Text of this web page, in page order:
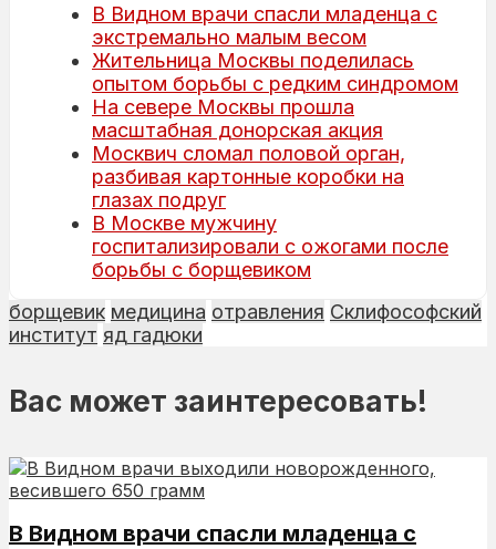
В Видном врачи спасли младенца с
экстремально малым весом
Жительница Москвы поделилась
опытом борьбы с редким синдромом
На севере Москвы прошла
масштабная донорская акция
Москвич сломал половой орган,
разбивая картонные коробки на
глазах подруг
В Москве мужчину
госпитализировали с ожогами после
борьбы с борщевиком
борщевик медицина отравления Склифософский
институт яд гадюки
Вас может заинтересовать!
В Видном врачи спасли младенца с